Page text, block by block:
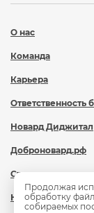
О нас
Команда
Карьера
Ответственность
Новард Диджитал
Доброновард.рф
Статьи
Новости
Продолжая
обработку
собираемых